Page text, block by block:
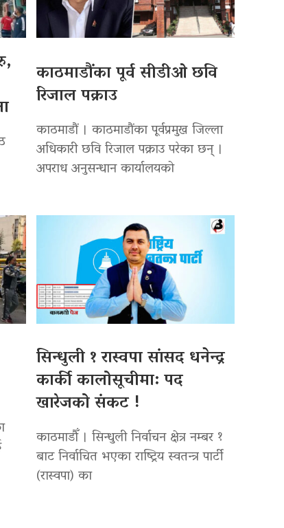
काठमाडौंका पूर्व सीडीओ छवि
रिजाल पक्राउ
काठमाडौं । काठमाडौंका पूर्वप्रमुख जिल्ला
अधिकारी छवि रिजाल पक्राउ परेका छन् ।
अपराध अनुसन्धान कार्यालयको
सिन्धुली १ रास्वपा सांसद धनेन्द्र
कार्की कालोसूचीमा: पद
खारेजको संकट !
काठमाडौँ । सिन्धुली निर्वाचन क्षेत्र नम्बर १
बाट निर्वाचित भएका राष्ट्रिय स्वतन्त्र पार्टी
(रास्वपा) का